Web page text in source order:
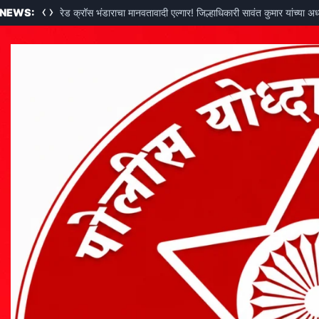
रेड क्रॉस भंडाराचा मानवतावादी एल्गार! जिल्हाधिकारी सावंत कुमार यांच्या
‹›